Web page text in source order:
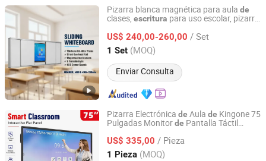
Pizarra blanca magnética para aula de
clases, escritura para uso escolar, pizarra
US$ 240,00-260,00 / Set
1 Set (MOQ)
Enviar Consulta
Shandong Lanbeisite Educational Equipment Group
Shandong, China Desde 2015
Pizarra Electrónica de Aula de Kingone 75
Pulgadas Monitorde Pantalla Táctil
Escuela y Sala deReuniones
US$ 335,00 / Pieza
1 Pieza (MOQ)
Dongguan Kingone Electronics Co., Ltd.
Guangdong, China Desde 2019